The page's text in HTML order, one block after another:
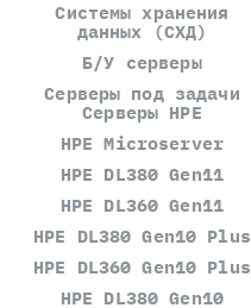
Системы хранения
данных (СХД)
Б/У серверы
Серверы под задачи
Серверы HPE
HPE Microserver
HPE DL380 Gen11
HPE DL360 Gen11
HPE DL380 Gen10 Plus
HPE DL360 Gen10 Plus
HPE DL380 Gen10